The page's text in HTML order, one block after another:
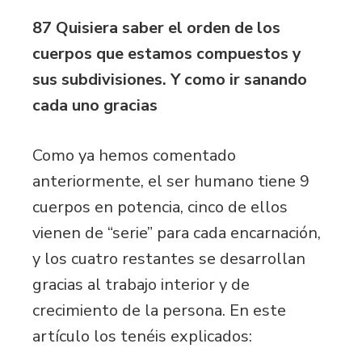
87 Quisiera saber el orden de los
cuerpos que estamos compuestos y
sus subdivisiones. Y como ir sanando
cada uno gracias
Como ya hemos comentado
anteriormente, el ser humano tiene 9
cuerpos en potencia, cinco de ellos
vienen de “serie” para cada encarnación,
y los cuatro restantes se desarrollan
gracias al trabajo interior y de
crecimiento de la persona. En este
artículo los tenéis explicados: